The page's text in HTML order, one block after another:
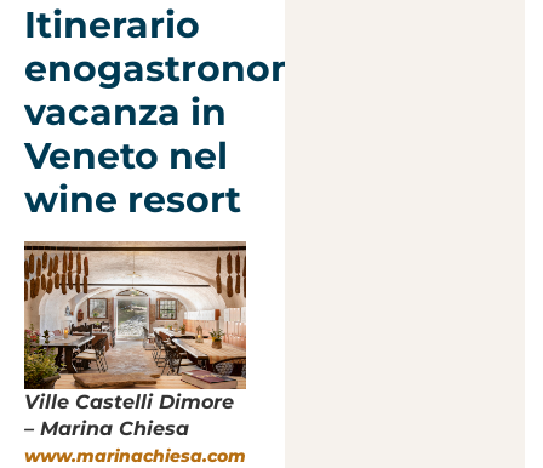
Itinerario
enogastronomico:
vacanza in
Veneto nel
wine resort
Ville Castelli Dimore
– Marina Chiesa
www.marinachiesa.com